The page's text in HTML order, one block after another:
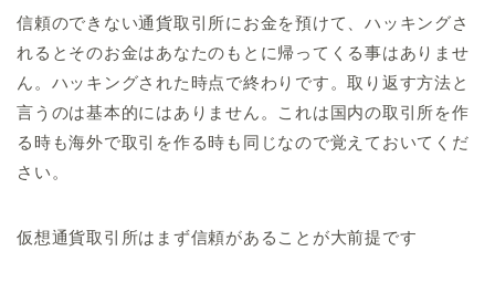
信頼のできない通貨取引所にお金を預けて、ハッキングさ
れるとそのお金はあなたのもとに帰ってくる事はありませ
ん。ハッキングされた時点で終わりです。取り返す方法と
言うのは基本的にはありません。これは国内の取引所を作
る時も海外で取引を作る時も同じなので覚えておいてくだ
さい。
仮想通貨取引所はまず信頼があることが大前提です